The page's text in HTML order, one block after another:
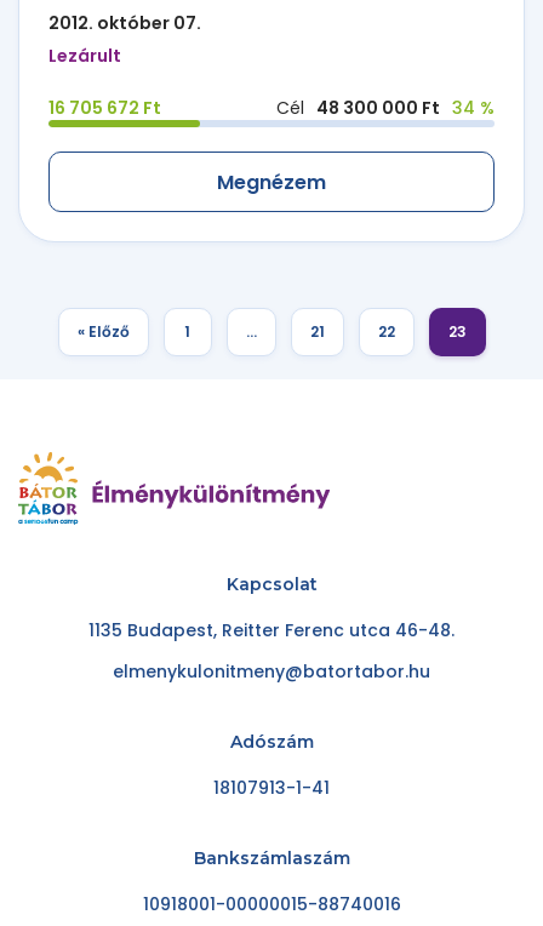
2012. október 07.
Lezárult
16 705 672 Ft Cél 48 300 000 Ft 34 %
Megnézem
« Előző 1 … 21 22 23
Kapcsolat
1135 Budapest, Reitter Ferenc utca 46-48.
elmenykulonitmeny@batortabor.hu
Adószám
18107913-1-41
Bankszámlaszám
10918001-00000015-88740016